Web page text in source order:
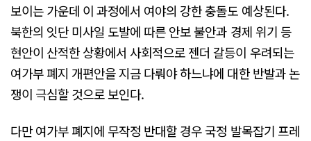
보이는 가운데 이 과정에서 여야의 강한 충돌도 예상된다.
북한의 잇단 미사일 도발에 따른 안보 불안과 경제 위기 등
현안이 산적한 상황에서 사회적으로 젠더 갈등이 우려되는
여가부 폐지 개편안을 지금 다뤄야 하느냐에 대한 반발과 논
쟁이 극심할 것으로 보인다.
다만 여가부 폐지에 무작정 반대할 경우 국정 발목잡기 프레